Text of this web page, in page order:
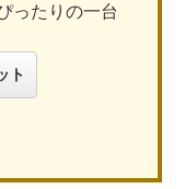
ったりの一台
ト